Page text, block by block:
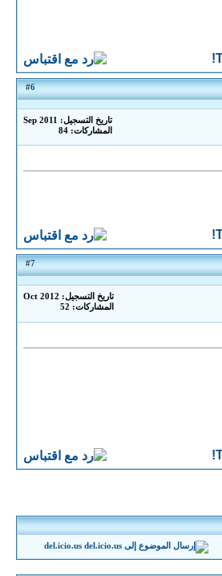
#
6
تاريخ التسجيل: Sep 2011
المشاركات: 84
#
7
تاريخ التسجيل: Oct 2012
المشاركات: 52
del.icio.us